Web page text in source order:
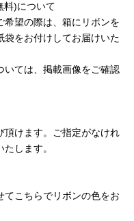
料)について
希望の際は、箱にリボンを
袋をお付けしてお届けいた
ては、掲載画像をご確認
頂けます。ご指定がなけれ
します。
てこちらでリボンの色をお